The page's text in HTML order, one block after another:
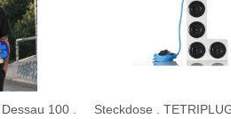
100 .
Steckdose .